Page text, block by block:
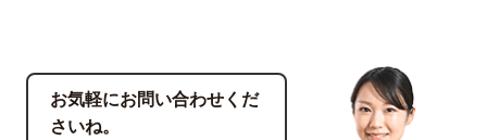
お気軽にお問い合わせくだ
さいね。